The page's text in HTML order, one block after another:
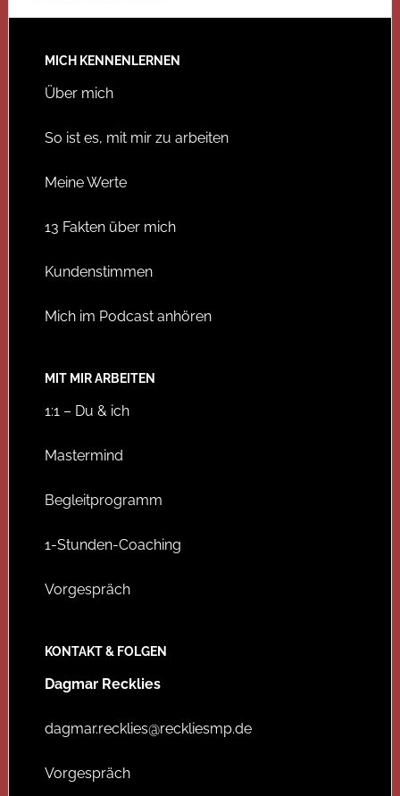
MICH KENNENLERNEN
Über mich
So ist es, mit mir zu arbeiten
Meine Werte
13 Fakten über mich
Kundenstimmen
Mich im Podcast anhören
MIT MIR ARBEITEN
1:1 – Du & ich
Mastermind
Begleitprogramm
1-Stunden-Coaching
Vorgespräch
KONTAKT & FOLGEN
Dagmar Recklies
dagmar.recklies@reckliesmp.de
Vorgespräch